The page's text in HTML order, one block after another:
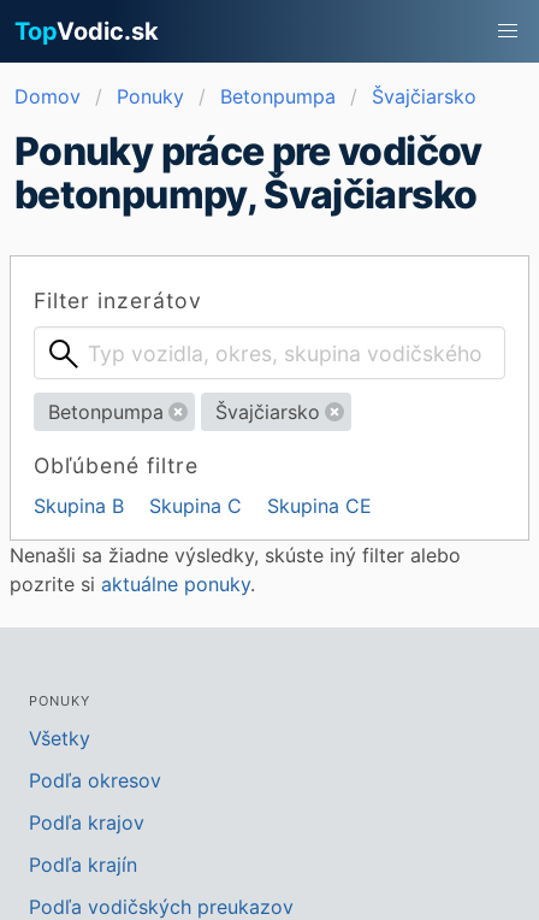
TopVodic.sk
Domov Ponuky Betonpumpa Švajčiarsko
Ponuky práce pre vodičov
betonpumpy, Švajčiarsko
Filter inzerátov
Betonpumpa Švajčiarsko
Obľúbené filtre
Skupina B Skupina C Skupina CE
Nenašli sa žiadne výsledky, skúste iný filter alebo
pozrite si aktuálne ponuky.
PONUKY
Všetky
Podľa okresov
Podľa krajov
Podľa krajín
Podľa vodičských preukazov